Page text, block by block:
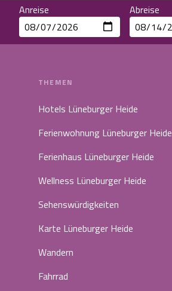
Anreise Abreise
THEMEN
Hotels Lüneburger Heide
Ferienwohnung Lüneburger Heide
Ferienhaus Lüneburger Heide
Wellness Lüneburger Heide
Sehenswürdigkeiten
Karte Lüneburger Heide
Wandern
Fahrrad